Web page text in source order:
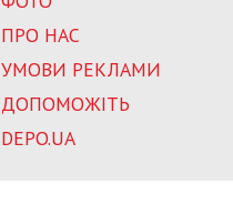
ПРО НАС
УМОВИ РЕКЛАМИ
ДОПОМОЖІТЬ
DEPO.UA